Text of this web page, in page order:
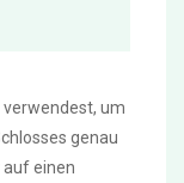
verwendest, um
genau
auf einen